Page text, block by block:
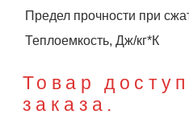
Предел прочности при
Теплоемкость, Дж/кг*К
Товар
заказа.